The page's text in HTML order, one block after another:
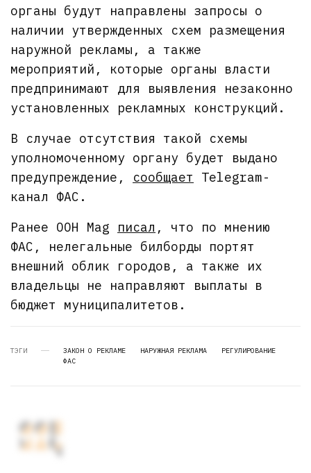
органы будут направлены запросы о
наличии утвержденных схем размещения
наружной рекламы, а также
мероприятий, которые органы власти
предпринимают для выявления незаконно
установленных рекламных конструкций.
️В случае отсутствия такой схемы
уполномоченному органу будет выдано
предупреждение, сообщает Telegram-
канал ФАС.
Ранее OOH Mag писал , что по мнению
ФАС, нелегальные билборды портят
внешний облик городов, а также их
владельцы не направляют выплаты в
бюджет муниципалитетов.
ТЭГИ ЗАКОН О РЕКЛАМЕ НАРУЖНАЯ РЕКЛАМА
РЕГУЛИРОВАНИЕ
ФАС